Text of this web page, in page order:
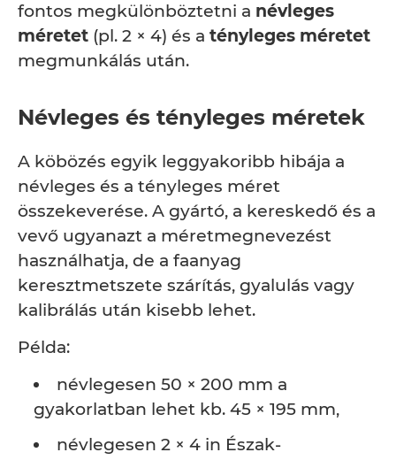
fontos megkülönböztetni a névleges
méretet (pl. 2 × 4) és a tényleges méretet
megmunkálás után.
Névleges és tényleges méretek
A köbözés egyik leggyakoribb hibája a
névleges és a tényleges méret
összekeverése. A gyártó, a kereskedő és a
vevő ugyanazt a méretmegnevezést
használhatja, de a faanyag
keresztmetszete szárítás, gyalulás vagy
kalibrálás után kisebb lehet.
Példa:
névlegesen 50 × 200 mm a
gyakorlatban lehet kb. 45 × 195 mm,
névlegesen 2 × 4 in Észak-